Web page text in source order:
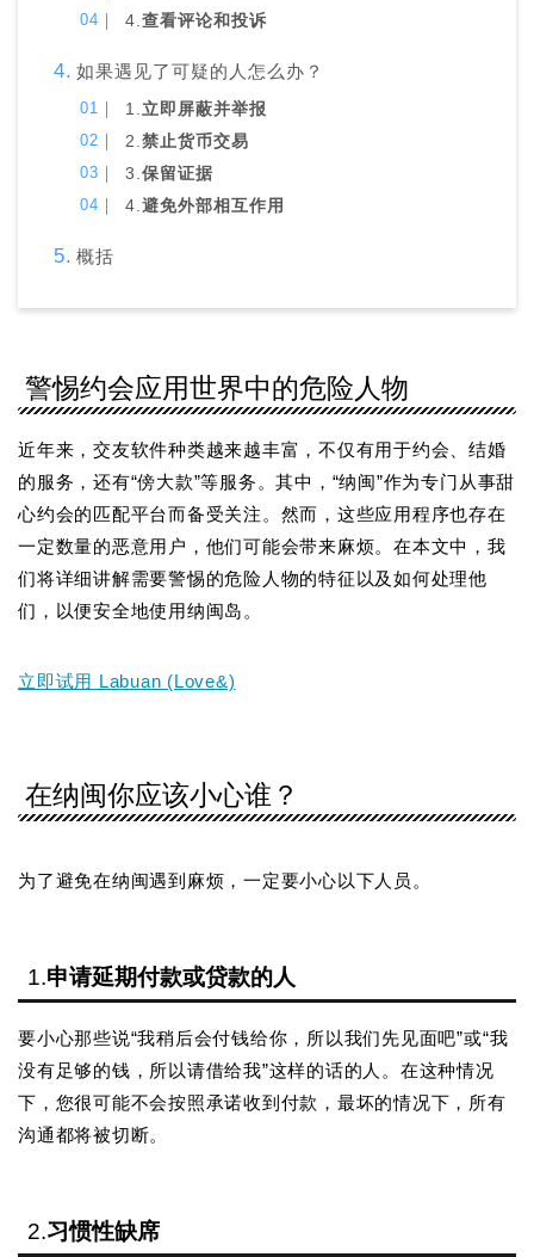
4.查看评论和投诉
如果遇见了可疑的人怎么办？
1.立即屏蔽并举报
2.禁止货币交易
3.保留证据
4.避免外部相互作用
概括
警惕约会应用世界中的危险人物
近年来，交友软件种类越来越丰富，不仅有用于约会、结婚
的服务，还有“傍大款”等服务。其中，“纳闽”作为专门从事甜
心约会的匹配平台而备受关注。然而，这些应用程序也存在
一定数量的恶意用户，他们可能会带来麻烦。在本文中，我
们将详细讲解需要警惕的危险人物的特征以及如何处理他
们，以便安全地使用纳闽岛。
立即试用 Labuan (Love&)
在纳闽你应该小心谁？
为了避免在纳闽遇到麻烦，一定要小心以下人员。
1.申请延期付款或贷款的人
要小心那些说“我稍后会付钱给你，所以我们先见面吧”或“我
没有足够的钱，所以请借给我”这样的话的人。在这种情况
下，您很可能不会按照承诺收到付款，最坏的情况下，所有
沟通都将被切断。
2.习惯性缺席